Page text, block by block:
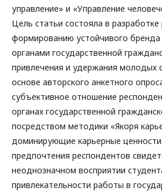
управление» и «Управление
Цель статьи состояла в
формированию устойчивого
органами государственной
привлечения и удержания молодых
основе авторского анкетного
субъективное отношение
органах государственной
посредством методики «Якоря
доминирующие карьерные
предпочтения респондентов
неоднозначном восприятии
привлекательности работы в